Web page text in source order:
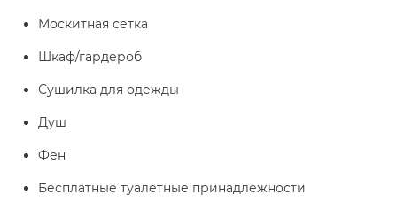
Москитная сетка
Шкаф/гардероб
Сушилка для одежды
Душ
Фен
Бесплатные туалетные принадлежности